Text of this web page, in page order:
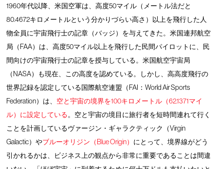
1960年代以降、米国空軍は、高度50マイル（メートル法だと
80.4672キロメートルという分かりづらい高さ）以上を飛行した人
物全員に宇宙飛行士の記章（バッジ）を与えてきた。米国連邦航空
局（FAA）は、高度50マイル以上を飛行した民間パイロットに、民
間向けの宇宙飛行士の記章を授与している。米国航空宇宙局
（NASA）も現在、この高度を認めている。しかし、高高度飛行の
世界記録を認定している国際航空連盟（FAI：World Air Sports
Federation）は、 空と宇宙の境界を100キロメートル（62.1371マイ
ル）に設定している。空と宇宙の境目に旅行者を短時間連れて行く
ことを計画しているヴァージン・ギャラクティック（Virgin
Galactic）やブルーオリジン（Blue Origin） にとって、境界線がどう
引かれるかは、ビジネス上の観点から非常に重要であることは間違